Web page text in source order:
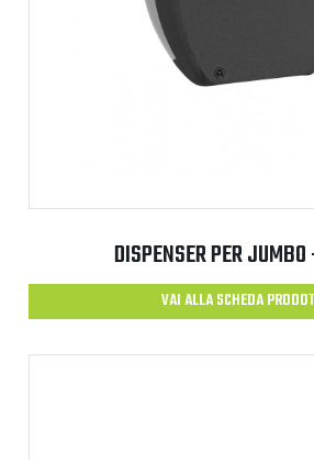
DISPENSER PER JUMBO
VAI ALLA SCHEDA